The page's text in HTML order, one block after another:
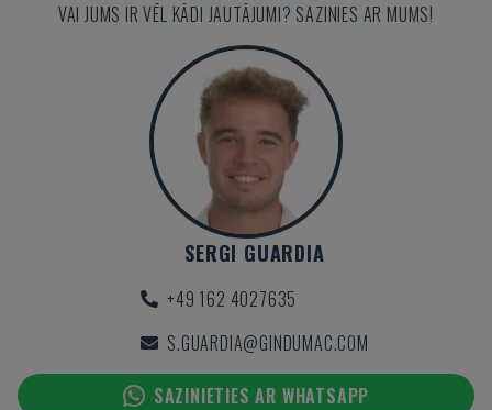
VAI JUMS IR VĒL KĀDI JAUTĀJUMI? SAZINIES AR MUMS!
SERGI GUARDIA
+49 162 4027635
S.GUARDIA@GINDUMAC.COM
SAZINIETIES AR WHATSAPP